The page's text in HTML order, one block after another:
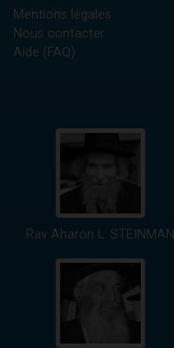
Mentions légales
Nous contacter
Aide (FAQ)
Rav Aharon L. STEINMAN